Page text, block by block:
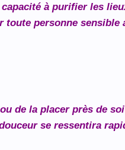
à purifier les
personne sensible
de la placer près de
se ressentira